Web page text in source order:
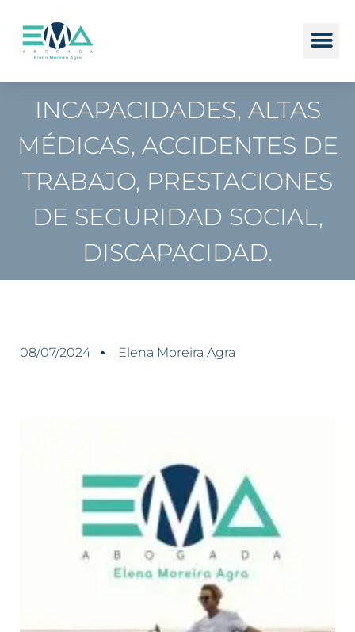
INCAPACIDADES, ALTAS
MÉDICAS, ACCIDENTES DE
TRABAJO, PRESTACIONES
DE SEGURIDAD SOCIAL,
DISCAPACIDAD.
08/07/2024 Elena Moreira Agra